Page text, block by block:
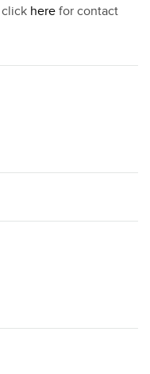
here for contact